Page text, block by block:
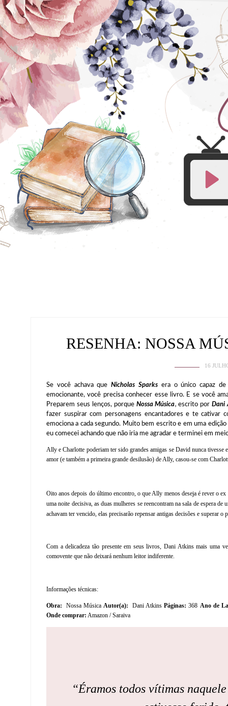
RESENHA: NOSSA
16
Se você achava queNicholas Sparks era o único capaz
emocionante, você precisa conhecer esse livro. E se você
Preparem seus lenços, porque Nossa Música, escrito porDani
fazer suspirar com personagens encantadores e te
emociona a cada segundo. Muito bem escrito e em uma
eu comecei achando que não iria me agradar e terminei em
Ally e Charlotte poderiam ter sido grandes amigas se David nunca
amor (e também a primeira grande desilusão) de Ally, casou-se com
Oito anos depois do último encontro, o que Ally menos deseja é rever o
uma noite decisiva, as duas mulheres se reencontram na sala de espera
achavam ter vencido, elas precisarão repensar antigas decisões e superar o
Com a delicadeza tão presente em seus livros, Dani Atkins mais uma
comovente que não deixará nenhum leitor indiferente.
Informações técnicas:
Obra: Nossa Música Autor(a): Dani AtkinsPáginas: 368 Ano de
Onde comprar: Amazon / Saraiva
“Éramos todos vítimas